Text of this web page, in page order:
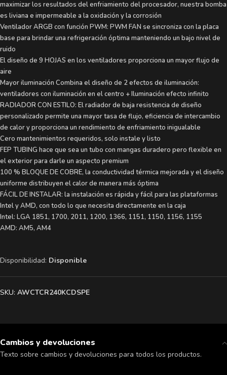
maximizar los resultados del enfriamiento del procesador, nuestra bomba
es liviana e impermeable a la oxidación y la corrosión
Ventilador ARGB con función PWM: PWM FAN se sincroniza con la placa
base para brindar una refrigeración óptima manteniendo un bajo nivel de
ruido
El diseño de 9 HOJAS en los ventiladores proporciona un mayor flujo de
aire
Mayor iluminación Combina el diseño de 2 efectos de iluminación:
ventiladores con iluminación en el centro + Iluminación efecto infinito
RADIADOR CON ESTILO: El radiador de baja resistencia de diseño
personalizado permite una mayor tasa de flujo, eficiencia de intercambio
de calor y proporciona un rendimiento de enfriamiento inigualable
Cero mantenimientos requeridos, solo instale y listo
FEP TUBING hace que sea un tubo con mangas duradero pero flexible en
el exterior para darle un aspecto premium
100 % BLOQUE DE COBRE, la conductividad térmica mejorada y el diseño
uniforme distribuyen el calor de manera más óptima
FÁCIL DE INSTALAR: la instalación es rápida y fácil para las plataformas
Intel y AMD, con todo lo que necesita directamente en la caja
Intel: LGA 1851, 1700, 2011, 1200, 1366, 1151, 1150, 1156, 1155
AMD: AM5, AM4
Disponibilidad: Disponible
SKU: AWCTCR240KCDSPE
Cambios y devoluciones
Texto sobre cambios y devoluciones para todos los productos.